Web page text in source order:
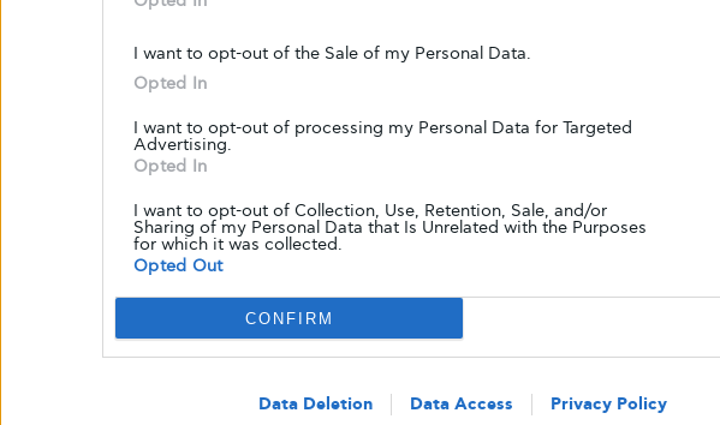
I want to opt-out of the Sale of my Personal Data.
Opted In
I want to opt-out of processing my Personal Data for Targeted
Advertising.
Opted In
I want to opt-out of Collection, Use, Retention, Sale, and/or
Sharing of my Personal Data that Is Unrelated with the Purposes
for which it was collected.
Opted Out
CONFIRM
Data Deletion Data Access Privacy Policy
www.onmed.gr/
akomi
Share Tweet